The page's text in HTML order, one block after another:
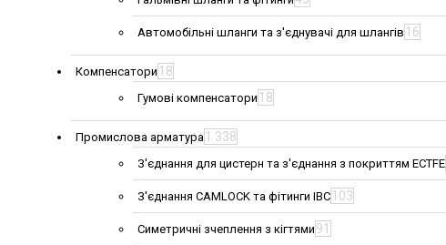
Автомобільні шланги та з'єднувачі для шлангів 16
Компенсатори 18
Гумові компенсатори 18
Промислова арматура 1 338
З'єднання для цистерн та з'єднання з покриттям ECTFE
З'єднання CAMLOCK та фітинги IBC 103
Симетричні зчеплення з кігтями 91